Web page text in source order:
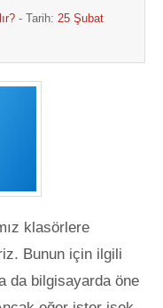
- Tarih: 25 Şubat
klasörlere
Bunun için ilgili
da bilgisayarda öne